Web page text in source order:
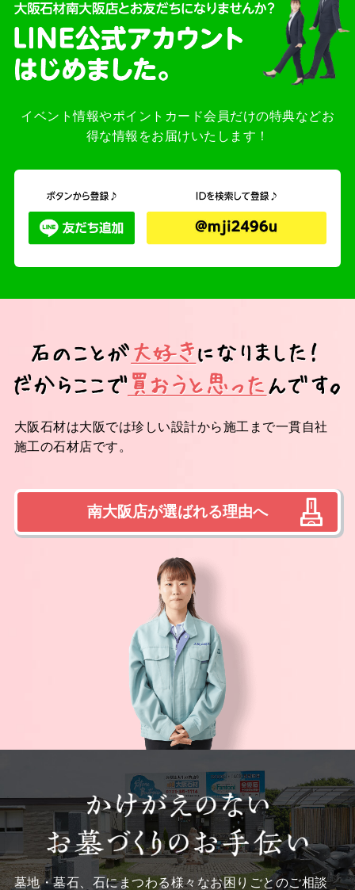
イベント情報やポイントカード会員だけの特典などお
得な情報をお届けいたします！
大阪石材は大阪では珍しい設計から施工まで一貫自社
施工の石材店です。
南大阪店が選ばれる理由へ
墓地・墓石、石にまつわる様々なお困りごとのご相談